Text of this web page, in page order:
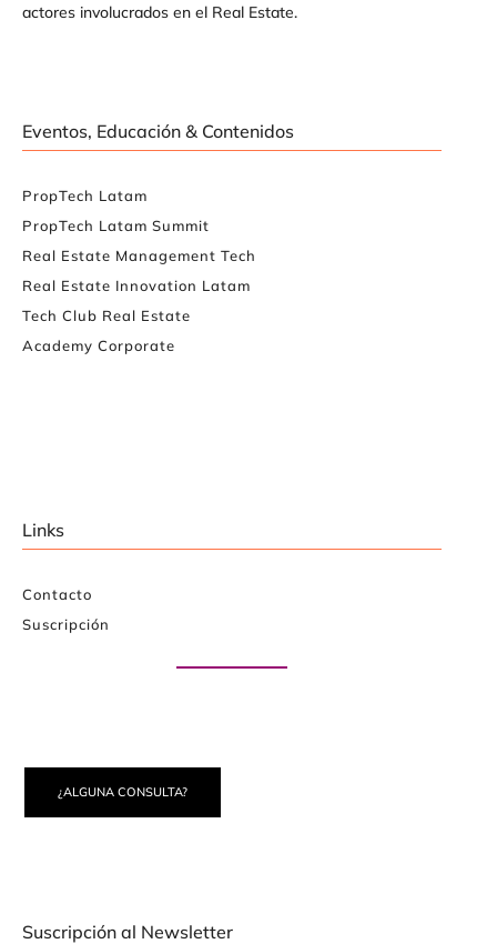
actores involucrados en el Real Estate.
Eventos, Educación & Contenidos
PropTech Latam
PropTech Latam Summit
Real Estate Management Tech
Real Estate Innovation Latam
Tech Club Real Estate
Academy Corporate
Links
Contacto
Suscripción
¿ALGUNA CONSULTA?
Suscripción al Newsletter